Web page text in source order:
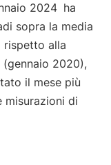
2024 ha
sopra la media
rispetto alla
2020),
il mese più
misurazioni di